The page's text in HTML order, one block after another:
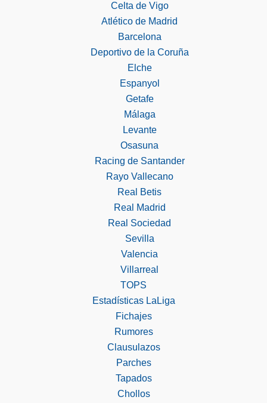
Celta de Vigo
Atlético de Madrid
Barcelona
Deportivo de la Coruña
Elche
Espanyol
Getafe
Málaga
Levante
Osasuna
Racing de Santander
Rayo Vallecano
Real Betis
Real Madrid
Real Sociedad
Sevilla
Valencia
Villarreal
TOPS
Estadísticas LaLiga
Fichajes
Rumores
Clausulazos
Parches
Tapados
Chollos